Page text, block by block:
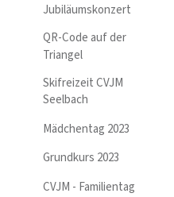
Jubiläumskonzert
QR-Code auf der
Triangel
Skifreizeit CVJM
Seelbach
Mädchentag 2023
Grundkurs 2023
CVJM - Familientag